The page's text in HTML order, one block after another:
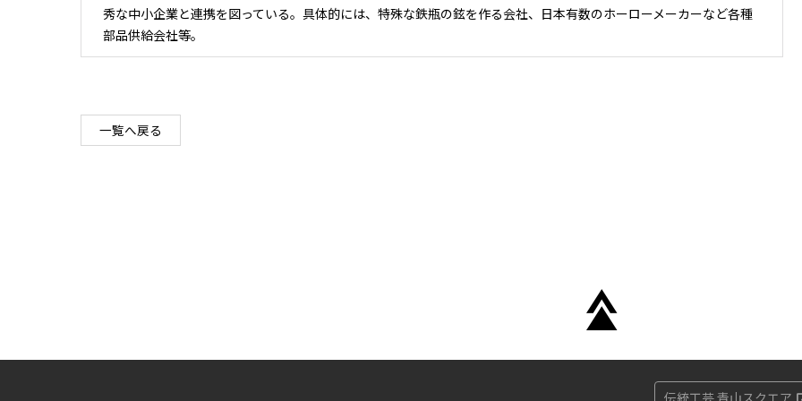
秀な中小企業と連携を図っている。具体的には、特殊な鉄瓶の鉉を作る会社、日本有数のホーローメーカーなど各種
部品供給会社等。
一覧へ戻る
伝統工芸 青山スクエア